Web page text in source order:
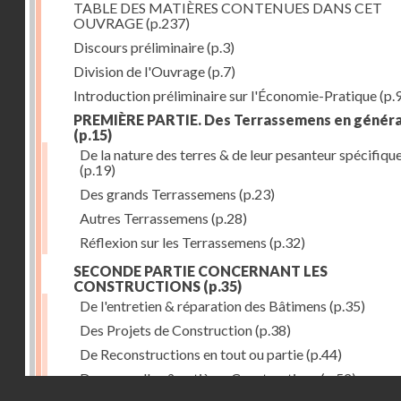
TABLE DES MATIÈRES CONTENUES DANS CET
OUVRAGE(p.237)
Discours préliminaire(p.3)
Division de l'Ouvrage(p.7)
Introduction préliminaire sur l'Économie-Pratique
PREMIÈRE PARTIE. Des Terrassemens en
(p.15)
De la nature des terres & de leur pesanteur
(p.19)
Des grands Terrassemens (p.23)
Autres Terrassemens (p.28)
Réflexion sur les Terrassemens (p.32)
SECONDE PARTIE CONCERNANT LES
CONSTRUCTIONS (p.35)
De l'entretien & réparation des Bâtimens (p.35)
Des Projets de Construction(p.38)
De Reconstructions en tout ou partie(p.44)
Des nouvelles & entières Constructions(p.52)